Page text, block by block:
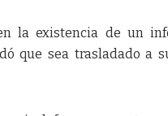
la existencia de un
que sea trasladado a